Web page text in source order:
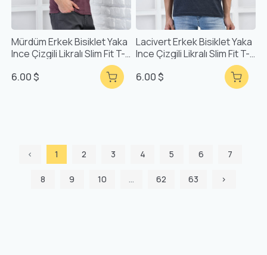
Mürdüm Erkek Bisiklet Yaka
Ince Çizgili Likralı Slim Fit T-
6.00 $
Lacivert Erkek Bisiklet Yaka
Ince Çizgili Likralı Slim Fit T-
6.00 $
‹ 1 2 3 4 5 6 7
8 9 10 ... 62 63 ›